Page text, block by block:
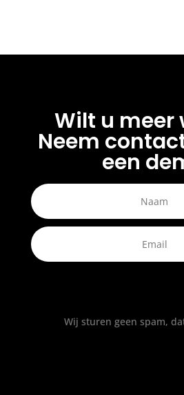
Wilt u meer
Neem
een
Wij sturen geen spam,